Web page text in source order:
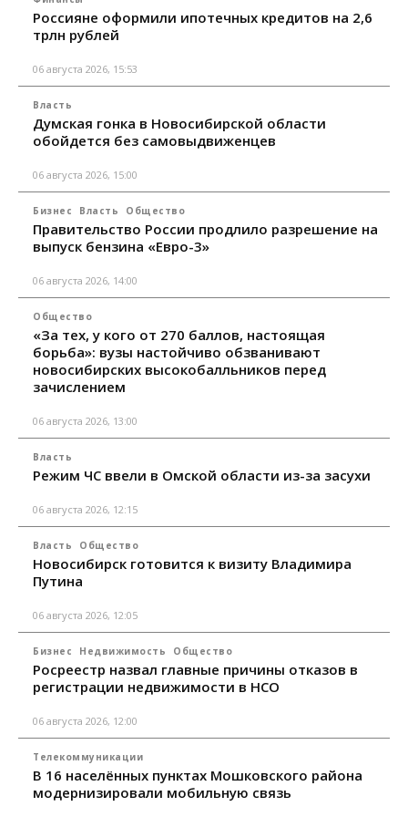
Россияне оформили ипотечных кредитов на 2,6
трлн рублей
06 августа 2026, 15:53
Власть
Думская гонка в Новосибирской области
обойдется без самовыдвиженцев
06 августа 2026, 15:00
Бизнес Власть Общество
Правительство России продлило разрешение на
выпуск бензина «Евро-3»
06 августа 2026, 14:00
Общество
«За тех, у кого от 270 баллов, настоящая
борьба»: вузы настойчиво обзванивают
новосибирских высокобалльников перед
зачислением
06 августа 2026, 13:00
Власть
Режим ЧС ввели в Омской области из-за засухи
06 августа 2026, 12:15
Власть Общество
Новосибирск готовится к визиту Владимира
Путина
06 августа 2026, 12:05
Бизнес Недвижимость Общество
Росреестр назвал главные причины отказов в
регистрации недвижимости в НСО
06 августа 2026, 12:00
Телекоммуникации
В 16 населённых пунктах Мошковского района
модернизировали мобильную связь